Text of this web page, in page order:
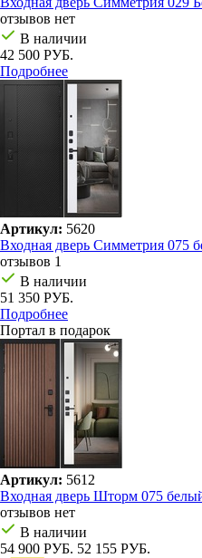
отзывов нет
В наличии
42 500 РУБ.
Подробнее
Артикул: 5620
Входная дверь Симметрия 075
отзывов 1
В наличии
51 350 РУБ.
Подробнее
Портал в подарок
Артикул: 5612
Входная дверь Шторм 075
отзывов нет
В наличии
54 900 РУБ. 52 155 РУБ.